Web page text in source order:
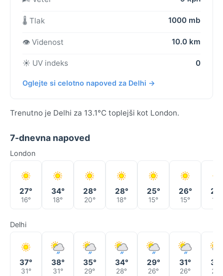
🌡️ Tlak 1000 mb
👁️ Videnost 10.0 km
☀️ UV indeks 0
Oglejte si celotno napoved za Delhi →
Trenutno je Delhi za 13.1°C toplejši kot London.
7-dnevna napoved
London
27°
16°
34°
18°
28°
20°
28°
18°
25°
15°
26°
15°
27°
16°
Delhi
37°
31°
38°
31°
35°
29°
34°
28°
29°
26°
31°
26° 27°